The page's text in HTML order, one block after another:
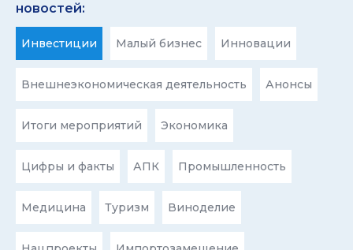
новостей:
Инвестиции Малый бизнес Инновации
Внешнеэкономическая деятельность Анонсы
Итоги мероприятий Экономика
Цифры и факты АПК Промышленность
Медицина Туризм Виноделие